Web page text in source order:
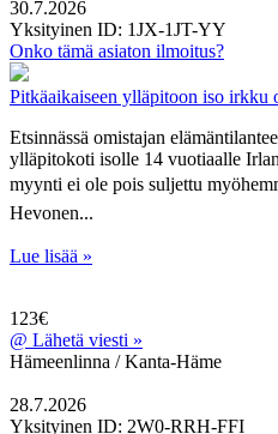
30.7.2026
Yksityinen ID: 1JX-1JT-YY
Onko tämä asiaton ilmoitus?
Pitkäaikaiseen ylläpitoon iso irkku
Etsinnässä omistajan
ylläpitokoti isolle 14 vuotiaalle
myynti ei ole pois suljettu
Hevonen...
Lue lisää »
123€
@ Lähetä viesti »
Hämeenlinna / Kanta-Häme
28.7.2026
Yksityinen ID: 2W0-RRH-FFI